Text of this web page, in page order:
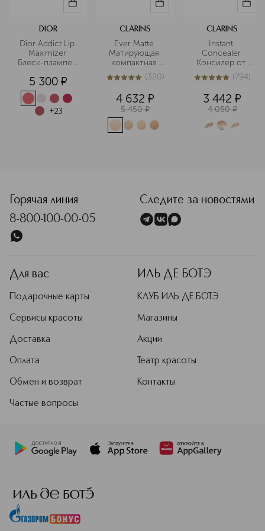
DIOR
Dior Addict Lip
Maximizer
Блеск-плампер
5 300 ¤
+23
CLARINS
Ever Matte
Матирующая
компактная
пудра
5из 5320 (320)
4 632 ¤
5 450 ¤
CLARINS
Instant
Concealer
Консилер от
темных кругов
моментального
5из 5794 (794)
3 442 ¤
4 050 ¤
Горячая линия
8-800-100-00-05
Следите за новостями
Для вас
Подарочные карты
Сервисы красоты
Доставка
Оплата
Обмен и возврат
Частые вопросы
ИЛЬ ДЕ БОТЭ
КЛУБ ИЛЬ ДЕ БОТЭ
Магазины
Акции
Театр красоты
Контакты